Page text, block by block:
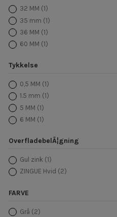
32 MM (1)
35 mm (1)
36 MM (1)
60 MM (1)
Tykkelse
0,5 MM (1)
1.5 mm (1)
5 MM (1)
6 MM (1)
OverfladebelÃ¦gning
Gul zink (1)
ZINGUE Hvid (2)
FARVE
Grå (2)